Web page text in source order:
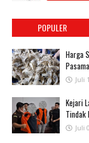
POPULER
Harga
Juli
‎Kejari
Tindak
Juli